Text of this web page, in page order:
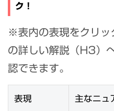
ク！
※表内の表現をクリッ
の詳しい解説（H3）
認できます。
表現 主なニュ